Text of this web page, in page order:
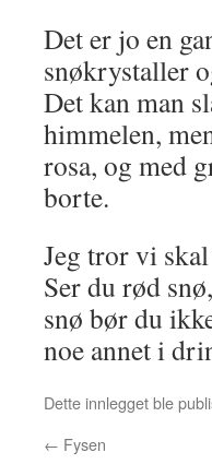
Det er jo en
snøkrystaller
Det kan man
himmelen,
rosa, og med
borte.
Jeg tror vi
Ser du rød
snø bør du
noe annet i
Dette innlegget ble
← Fysen